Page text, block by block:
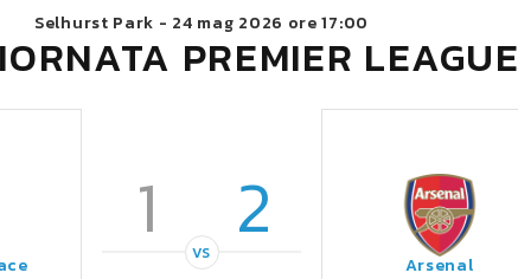
Selhurst Park - 24 mag 2026 ore 17:00
PREMIER LEAGUE
1 2
VS Arsenal